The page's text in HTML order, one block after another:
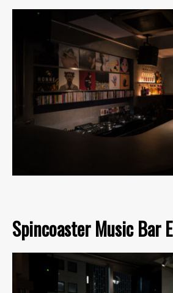
Spincoaster Music Bar